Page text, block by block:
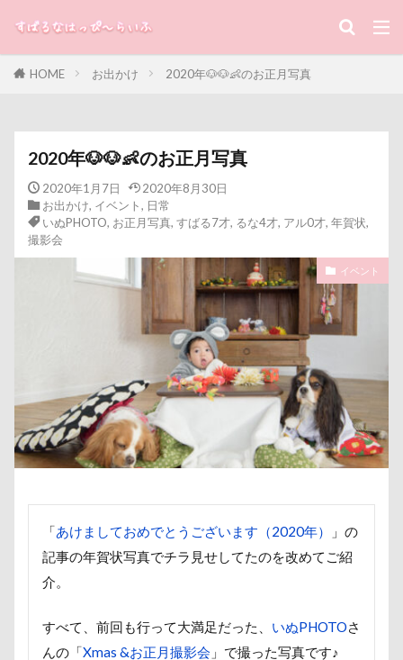
HOME お出かけ 2020年🐶🐶👶のお正月写真
2020年🐶🐶👶のお正月写真
2020年1月7日
2020年8月30日
お出かけ, イベント, 日常
いぬPHOTO, お正月写真, すばる7才, るな4才, アル0才, 年賀状,
撮影会
イベント
「あけましておめでとうございます（2020年）
」の
記事の年賀状写真でチラ見せしてたのを改めてご紹
介。
すべて、前回も行って大満足だった、 いぬPHOTOさ
んの「Xmas &お正月撮影会 」で撮った写真です♪
カテゴリー
タグ
100円ショップ
出羽公園
出没！アド街ック天国
冷蔵庫
写真教室
写真撮影
公園 動物殺処分ゼロ
八重桜
入間市
優玖（はるく）くん
優しい
働くおじさん
傘
健康チェック
動物病院
保護犬
去勢手術
吉野家
叱れない
叱るの忘れてシャッター切る
取りあい
博物館
北海道直送
南相馬鹿島SA
南相馬市
卒業
千里浜なぎさドライブウェイ
倶利伽羅峠
保水効果
名刺